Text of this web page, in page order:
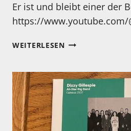
Er ist und bleibt einer der
https://www.youtube.com/
WEITERLESENWAS
JULIAN
LAGE